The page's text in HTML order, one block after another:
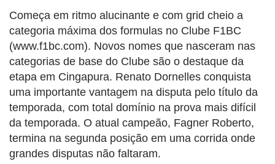
Começa em ritmo alucinante e com grid cheio a
categoria máxima dos formulas no Clube F1BC
(www.f1bc.com). Novos nomes que nasceram nas
categorias de base do Clube são o destaque da
etapa em Cingapura. Renato Dornelles conquista
uma importante vantagem na disputa pelo título da
temporada, com total domínio na prova mais difícil
da temporada. O atual campeão, Fagner Roberto,
termina na segunda posição em uma corrida onde
grandes disputas não faltaram.